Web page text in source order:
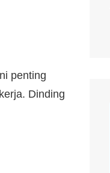
penting
Dinding